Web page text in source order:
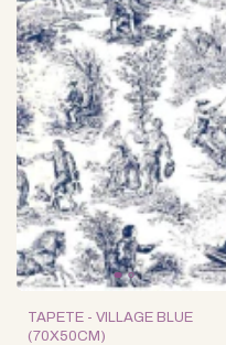
TAPETE - VILLAGE BLUE
(70X50CM)